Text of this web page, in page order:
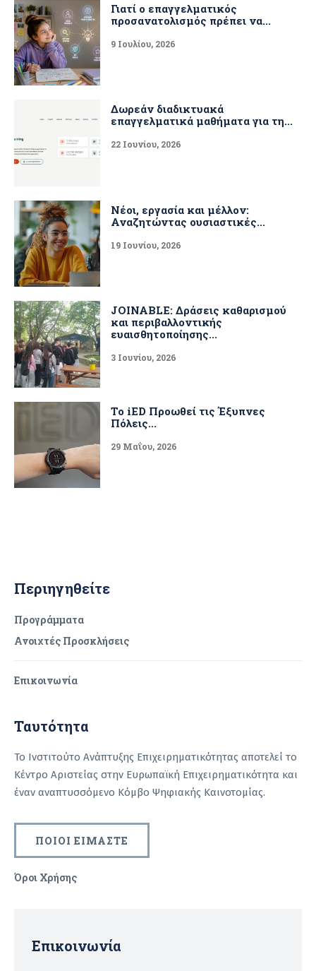
Γιατί ο επαγγελματικός
προσανατολισμός πρέπει να...
9 Ιουλίου, 2026
Δωρεάν διαδικτυακά
επαγγελματικά μαθήματα για τη...
22 Ιουνίου, 2026
Νέοι, εργασία και μέλλον:
Αναζητώντας ουσιαστικές...
19 Ιουνίου, 2026
JOINABLE: Δράσεις καθαρισμού
και περιβαλλοντικής
ευαισθητοποίησης...
3 Ιουνίου, 2026
Το iED Προωθεί τις Έξυπνες
Πόλεις...
29 Μαΐου, 2026
Περιηγηθείτε
Προγράμματα
Ανοιχτές Προσκλήσεις
Επικοινωνία
Ταυτότητα
Το Ινστιτούτο Ανάπτυξης Επιχειρηματικότητας αποτελεί το
Κέντρο Αριστείας στην Ευρωπαϊκή Επιχειρηματικότητα και
έναν αναπτυσσόμενο Κόμβο Ψηφιακής Καινοτομίας.
ΠΟΙΟΙ ΕΙΜΑΣΤΕ
Όροι Χρήσης
Επικοινωνία